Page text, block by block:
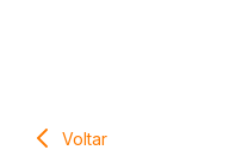
Voltar